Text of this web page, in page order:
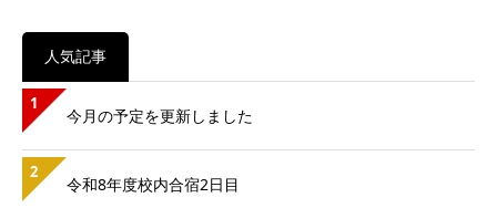
人気記事
1
今月の予定を更新しました
2
令和8年度校内合宿2日目